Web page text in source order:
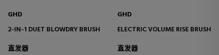
GHD
2-IN-1 DUET BLOWDRY BRUSH
直发器
GHD
ELECTRIC VOLUME RISE BRUSH
直发器